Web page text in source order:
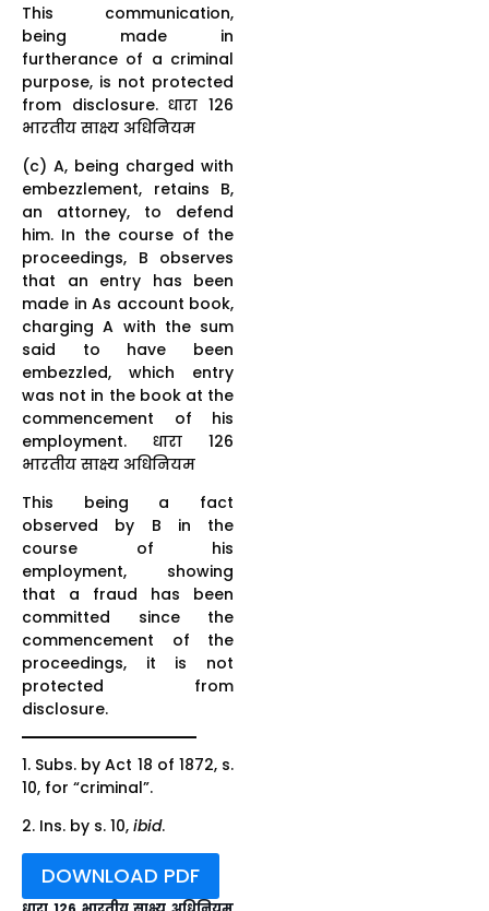
This communication,
being made in
furtherance of a criminal
purpose, is not protected
from disclosure. धारा 126
भारतीय साक्ष्य अधिनियम
(c) A, being charged with
embezzlement, retains B,
an attorney, to defend
him. In the course of the
proceedings, B observes
that an entry has been
made in As account book,
charging A with the sum
said to have been
embezzled, which entry
was not in the book at the
commencement of his
employment. धारा 126
भारतीय साक्ष्य अधिनियम
This being a fact
observed by B in the
course of his
employment, showing
that a fraud has been
committed since the
commencement of the
proceedings, it is not
protected from
disclosure.
1. Subs. by Act 18 of 1872, s.
10, for “criminal”.
2. Ins. by s. 10, ibid.
DOWNLOAD PDF